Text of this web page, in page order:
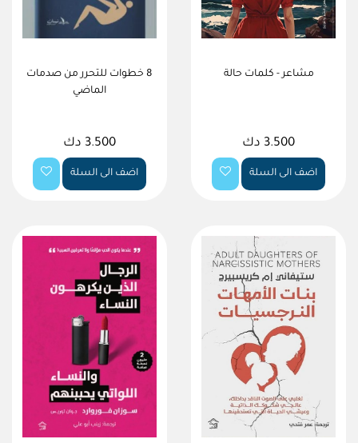
مشاعر - كلمات حالة
3.500 دك
اضف الى السلة
8 خطوات للتحرر من صدمات
الماضي
3.500 دك
اضف الى السلة